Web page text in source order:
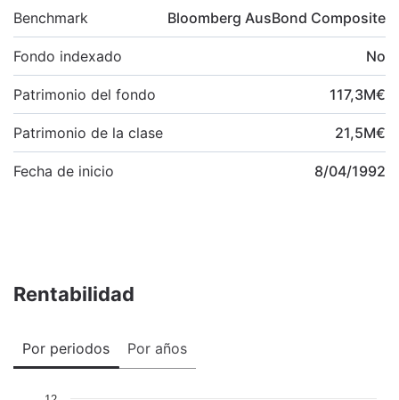
Benchmark Bloomberg AusBond Composite
Fondo indexado No
Patrimonio del fondo 117,3M€
Patrimonio de la clase 21,5M€
Fecha de inicio 8/04/1992
Rentabilidad
Por periodos Por años